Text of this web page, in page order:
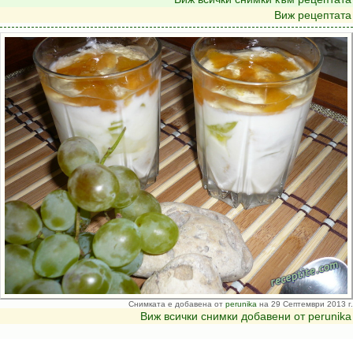
Виж рецептата
Снимката е добавена от perunika на 29 Септември 2013 г.
Виж всички снимки добавени от perunika